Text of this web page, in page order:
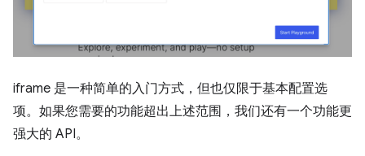
iframe 是一种简单的入门方式，但也仅限于基本配置选
项。如果您需要的功能超出上述范围，我们还有一个功能更
强大的 API。